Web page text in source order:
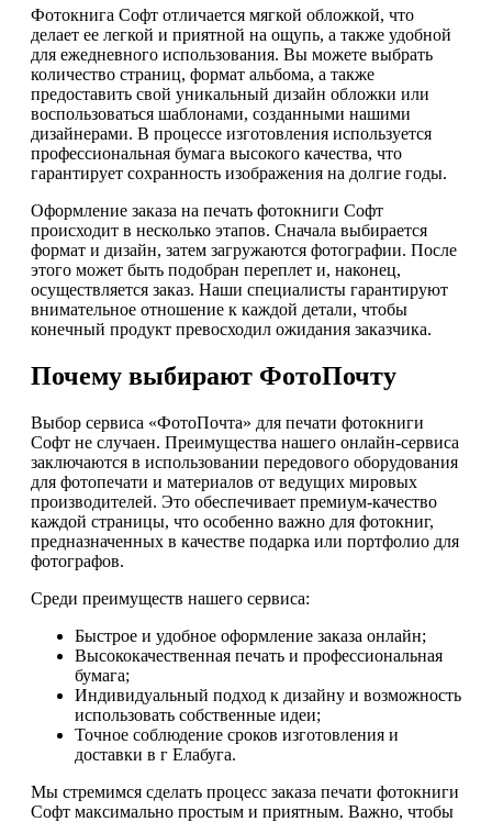
Фотокнига Софт отличается мягкой обложкой, что
делает ее легкой и приятной на ощупь, а также удобной
для ежедневного использования. Вы можете выбрать
количество страниц, формат альбома, а также
предоставить свой уникальный дизайн обложки или
воспользоваться шаблонами, созданными нашими
дизайнерами. В процессе изготовления используется
профессиональная бумага высокого качества, что
гарантирует сохранность изображения на долгие годы.
Оформление заказа на печать фотокниги Софт
происходит в несколько этапов. Сначала выбирается
формат и дизайн, затем загружаются фотографии. После
этого может быть подобран переплет и, наконец,
осуществляется заказ. Наши специалисты гарантируют
внимательное отношение к каждой детали, чтобы
конечный продукт превосходил ожидания заказчика.
Почему выбирают ФотоПочту
Выбор сервиса «ФотоПочта» для печати фотокниги
Софт не случаен. Преимущества нашего онлайн-сервиса
заключаются в использовании передового оборудования
для фотопечати и материалов от ведущих мировых
производителей. Это обеспечивает премиум-качество
каждой страницы, что особенно важно для фотокниг,
предназначенных в качестве подарка или портфолио для
фотографов.
Среди преимуществ нашего сервиса:
Быстрое и удобное оформление заказа онлайн;
Высококачественная печать и профессиональная
бумага;
Индивидуальный подход к дизайну и возможность
использовать собственные идеи;
Точное соблюдение сроков изготовления и
доставки в г Елабуга.
Мы стремимся сделать процесс заказа печати фотокниги
Софт максимально простым и приятным. Важно, чтобы